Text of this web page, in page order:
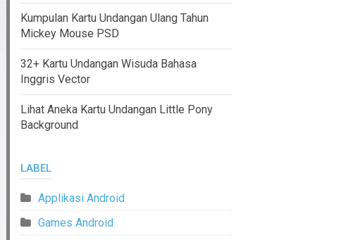
Kumpulan Kartu Undangan Ulang Tahun
Mickey Mouse PSD
32+ Kartu Undangan Wisuda Bahasa
Inggris Vector
Lihat Aneka Kartu Undangan Little Pony
Background
LABEL
Applikasi Android
Games Android